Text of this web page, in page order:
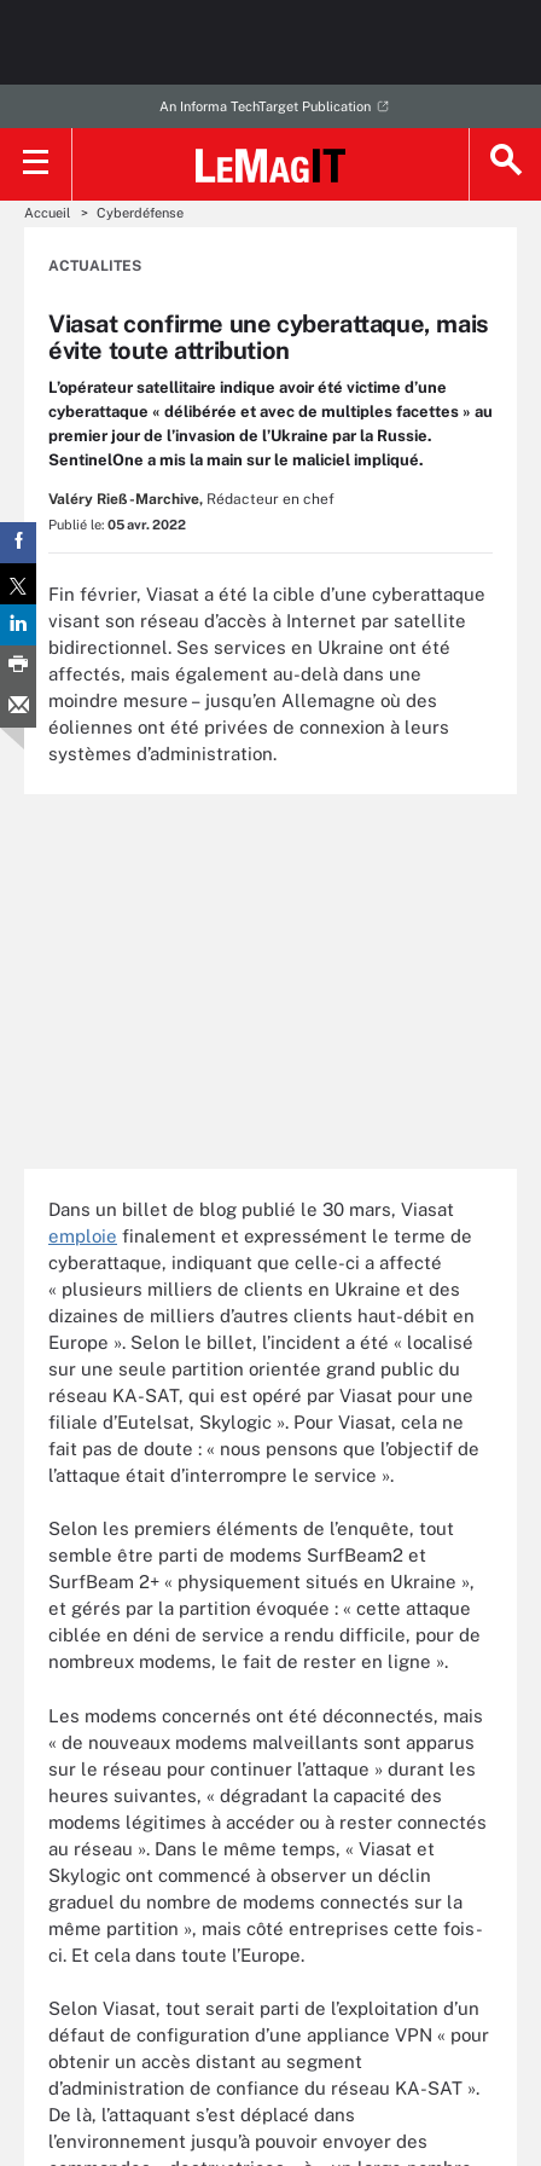
An Informa TechTarget Publication
Accueil Cyberdéfense
ACTUALITES
Viasat confirme une cyberattaque, mais
évite toute attribution
L’opérateur satellitaire indique avoir été victime d’une
cyberattaque « délibérée et avec de multiples facettes » au
premier jour de l’invasion de l’Ukraine par la Russie.
SentinelOne a mis la main sur le maliciel impliqué.
Valéry Rieß-Marchive, Rédacteur en chef
Publié le: 05 avr. 2022
Fin février, Viasat a été la cible d’une cyberattaque
visant son réseau d’accès à Internet par satellite
bidirectionnel. Ses services en Ukraine ont été
affectés, mais également au-delà dans une
moindre mesure – jusqu’en Allemagne où des
éoliennes ont été privées de connexion à leurs
systèmes d’administration.
Dans un billet de blog publié le 30 mars, Viasat
emploie finalement et expressément le terme de
cyberattaque, indiquant que celle-ci a affecté
« plusieurs milliers de clients en Ukraine et des
dizaines de milliers d’autres clients haut-débit en
Europe ». Selon le billet, l’incident a été « localisé
sur une seule partition orientée grand public du
réseau KA-SAT, qui est opéré par Viasat pour une
filiale d’Eutelsat, Skylogic ». Pour Viasat, cela ne
fait pas de doute : « nous pensons que l’objectif de
l’attaque était d’interrompre le service ».
Selon les premiers éléments de l’enquête, tout
semble être parti de modems SurfBeam2 et
SurfBeam 2+ « physiquement situés en Ukraine »,
et gérés par la partition évoquée : « cette attaque
ciblée en déni de service a rendu difficile, pour de
nombreux modems, le fait de rester en ligne ».
Les modems concernés ont été déconnectés, mais
« de nouveaux modems malveillants sont apparus
sur le réseau pour continuer l’attaque » durant les
heures suivantes, « dégradant la capacité des
modems légitimes à accéder ou à rester connectés
au réseau ». Dans le même temps, « Viasat et
Skylogic ont commencé à observer un déclin
graduel du nombre de modems connectés sur la
même partition », mais côté entreprises cette fois-
ci. Et cela dans toute l’Europe.
Selon Viasat, tout serait parti de l’exploitation d’un
défaut de configuration d’une appliance VPN « pour
obtenir un accès distant au segment
d’administration de confiance du réseau KA-SAT ».
De là, l’attaquant s’est déplacé dans
l’environnement jusqu’à pouvoir envoyer des